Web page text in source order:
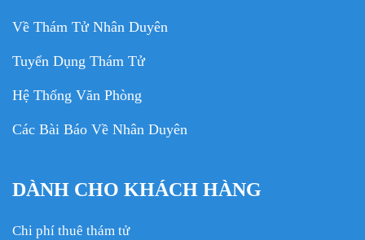
Về Thám Tử Nhân Duyên
Tuyển Dụng Thám Tử
Hệ Thống Văn Phòng
Các Bài Báo Về Nhân Duyên
DÀNH CHO KHÁCH HÀNG
Chi phí thuê thám tử